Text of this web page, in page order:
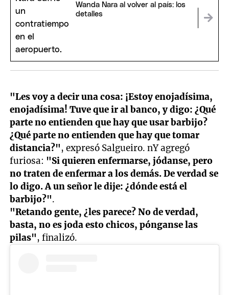
Wanda Nara al volver al país: los
detalles
"Les voy a decir una cosa: ¡Estoy enojadísima,
enojadísima! Tuve que ir al banco, y digo: ¿Qué
parte no entienden que hay que usar barbijo?
¿Qué parte no entienden que hay que tomar
distancia?", expresó Salgueiro. nY agregó
furiosa: "Si quieren enfermarse, jódanse, pero
no traten de enfermar a los demás. De verdad se
lo digo. A un señor le dije: ¿dónde está el
barbijo?".
"Retando gente, ¿les parece? No de verdad,
basta, no es joda esto chicos, pónganse las
pilas", finalizó.